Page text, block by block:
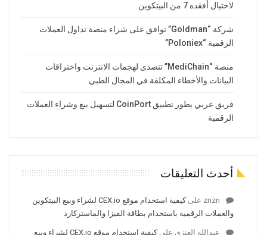
لاحتيال أفقده 7 من البيتكوين
شركة “Goldman” توافق على شراء منصة تداول العملات
الرقمية “Poloniex”
منصة “MediChain” تتصدى لهجمات الانترنت واختراقات
البيانات والأخطاء المكلفة في المجال الطبي
فريق عربي يطور تطبيق CoinPort لتسهيل بيع وشراء العملات
الرقمية
أحدث التعليقات
znzn على
كيفية استخدام موقع CEX.io لشراء وبيع البيتكوين
والعملات الرقمية باستخدام بطاقة الفيزا والماستركارد
عبدالله العنزي على كيفية استخدام موقع CEX.io لشراء وبيع